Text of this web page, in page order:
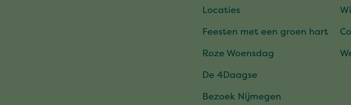
Locaties
Feesten met een groen hart
Roze Woensdag
De 4Daagse
Bezoek Nijmegen